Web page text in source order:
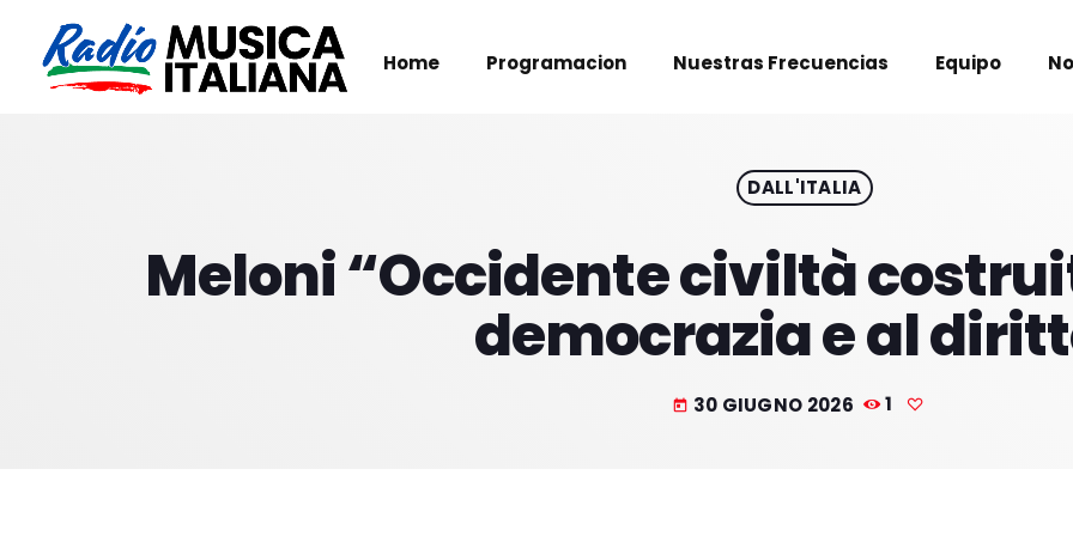
Home Programacion Nuestras Frecuencias Equipo
DALL'ITALIA
Meloni “Occidente civiltà
democrazia e al
today 30 GIUGNO 2026 1